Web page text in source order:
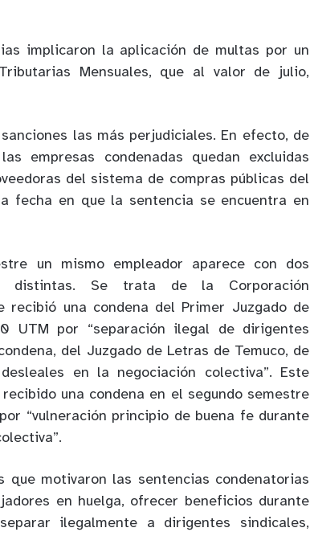
implicaron la aplicación de multas por un
Mensuales, que al valor de julio,
las más perjudiciales. En efecto, de
empresas condenadas quedan excluidas
del sistema de compras públicas del
fecha en que la sentencia se encuentra en
un mismo empleador aparece con dos
distintas. Se trata de la Corporación
recibió una condena del Primer Juzgado de
UTM por “separación ilegal de dirigentes
del Juzgado de Letras de Temuco, de
en la negociación colectiva”. Este
una condena en el segundo semestre
“vulneración principio de buena fe durante
que motivaron las sentencias condenatorias
en huelga, ofrecer beneficios durante
ilegalmente a dirigentes sindicales,